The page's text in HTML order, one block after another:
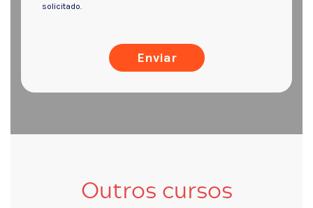
solicitado.
Outros cursos